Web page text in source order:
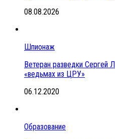
08.08.2026
Шпионаж
Ветеран разведки Сергей
«ведьмах из ЦРУ»
06.12.2020
Образование